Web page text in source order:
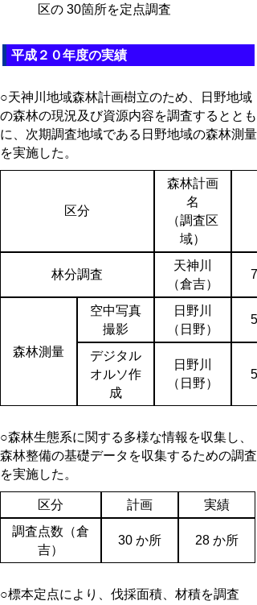
区の 30箇所を定点調査
平成２０年度の実績
○天神川地域森林計画樹立のため、日野地域
の森林の現況及び資源内容を調査するととも
に、次期調査地域である日野地域の森林測量
を実施した。
区分
森林計画
名
（調査区
域）
林分調査
天神川
（倉吉）
森林測量
空中写真
撮影
日野川
（日野）
デジタル
オルソ作
成
日野川
（日野）
○森林生態系に関する多様な情報を収集し、
森林整備の基礎データを収集するための調査
を実施した。
区分 計画
実績
調査点数（倉
吉）
30 か所 28 か所
○標本定点により、伐採面積、材積を調査